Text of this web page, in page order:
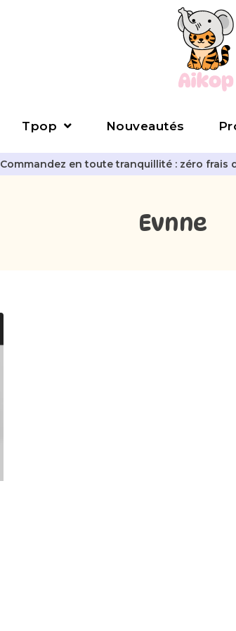
Tpop Nouveautés
Commandez en toute tranquillité : zéro frais
Evnne